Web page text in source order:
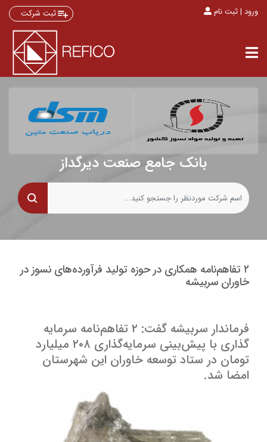
ورود | ثبت نام ثبت شرکت
بانک جامع صنعت دیرگداز
۲ تفاهم‌نامه همکاری در حوزه تولید فرآورده‌های نسوز در
خاوران سربیشه
فرماندار سربیشه گفت: ۲ تفاهم‌نامه سرمایه
گذاری با پیش‌بینی سرمایه‌گذاری ۲۰۸ میلیارد
تومان در ستاد توسعه خاوران این شهرستان
امضا شد.